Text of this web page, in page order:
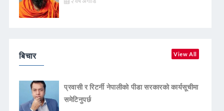
बिचार View All
प्रवासी र रिटर्नी नेपालीको पीडा सरकारको कार्यसूचीमा
समेटिनुपर्छ